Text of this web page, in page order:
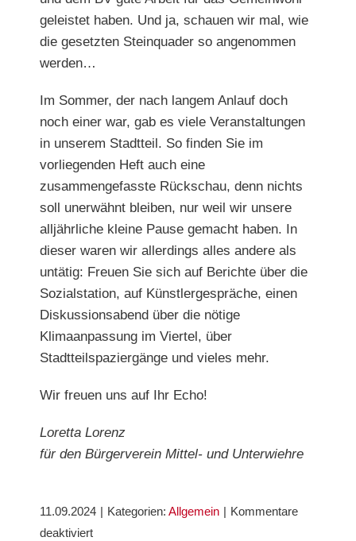
geleistet haben. Und ja, schauen wir mal, wie
die gesetzten Steinquader so angenommen
werden…
Im Sommer, der nach langem Anlauf doch
noch einer war, gab es viele Veranstaltungen
in unserem Stadtteil. So finden Sie im
vorliegenden Heft auch eine
zusammengefasste Rückschau, denn nichts
soll unerwähnt bleiben, nur weil wir unsere
alljährliche kleine Pause gemacht haben. In
dieser waren wir allerdings alles andere als
untätig: Freuen Sie sich auf Berichte über die
Sozialstation, auf Künstlergespräche, einen
Diskussionsabend über die nötige
Klimaanpassung im Viertel, über
Stadtteilspaziergänge und vieles mehr.
Wir freuen uns auf Ihr Echo!
Loretta Lorenz
für den Bürgerverein Mittel- und Unterwiehre
11.09.2024 | Kategorien: Allgemein | Kommentare
deaktiviertfür